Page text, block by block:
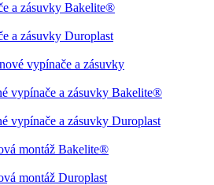
a zásuvky Bakelite®
a zásuvky Duroplast
vypínače a zásuvky
vypínače a zásuvky Bakelite®
vypínače a zásuvky Duroplast
montáž Bakelite®
montáž Duroplast